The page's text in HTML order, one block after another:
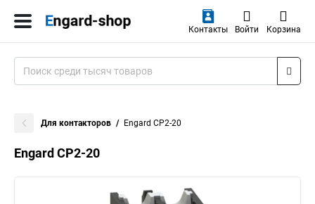
Контакты Войти Корзина
Для контакторов Engard CP2-20
Engard CP2-20